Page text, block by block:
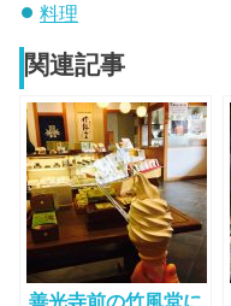
料理
関連記事